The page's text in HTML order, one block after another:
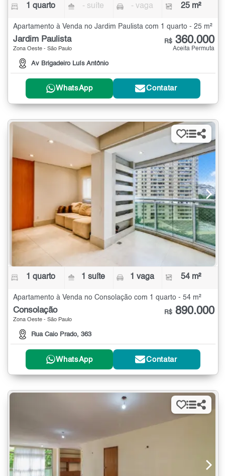
1 quarto - suíte - vaga 25 m²
Apartamento à Venda no Jardim Paulista com 1 quarto - 25 m²
Jardim Paulista
Zona Oeste - São Paulo
Av Brigadeiro Luís Antônio
R$ 360.000
Aceita Permuta
WhatsApp Contatar
1 quarto 1 suíte 1 vaga 54 m²
Apartamento à Venda no Consolação com 1 quarto - 54 m²
Consolação
Zona Oeste - São Paulo
Rua Caio Prado, 363
R$ 890.000
WhatsApp Contatar